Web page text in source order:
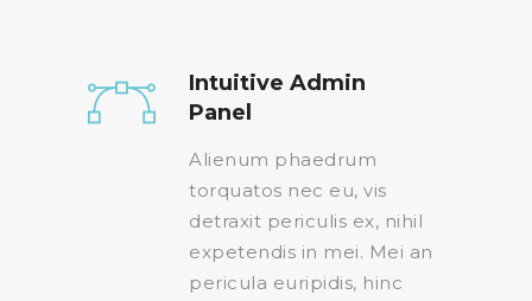
Intuitive Admin
Panel
Alienum phaedrum
torquatos nec eu, vis
detraxit periculis ex, nihil
expetendis in mei. Mei an
pericula euripidis, hinc